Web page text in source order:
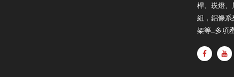
桿、崁燈
組，鋁條
架等..多項